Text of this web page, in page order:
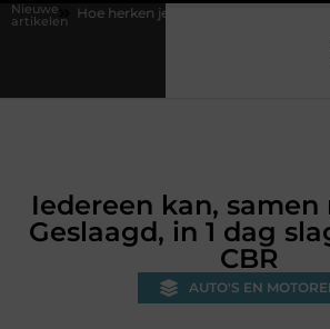
Nieuwe
artikelen
herken je een betrouwbare slotenmaker in
Iedereen kan,
Geslaagd, in 1 dag
CBR
AUTO'S EN